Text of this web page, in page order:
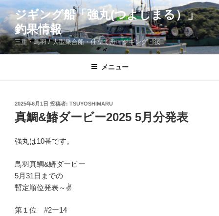
コ
ン
テ
ン
ツ
ジギング船「強丸(つよしまる）」
釣果情報
三重・鳥羽 / 大型乗合船・仕立て舟・ジギング・筏
メニュー
投
稿
日:
2025年6月1日 投稿者: TSUYOSHIMARU
真鯛&鰆ダービー2025 5月分発表
強丸は10番です。
鳥羽真鯛&鰆ダービー
5月31日までの
暫定順位発表～✌️
第１位 #2ー14